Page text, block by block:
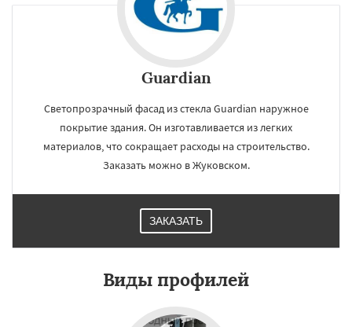
Guardian
Светопрозрачный фасад из стекла Guardian наружное
покрытие здания. Он изготавливается из легких
материалов, что сокращает расходы на строительство.
Заказать можно в Жуковском.
ЗАКАЗАТЬ
Виды профилей